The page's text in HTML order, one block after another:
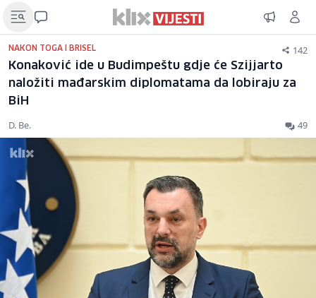
NAKON TOGA I BRISEL 142
Konaković ide u Budimpeštu gdje će Szijjarto
naložiti mađarskim diplomatama da lobiraju za
BiH
D. Be. 49